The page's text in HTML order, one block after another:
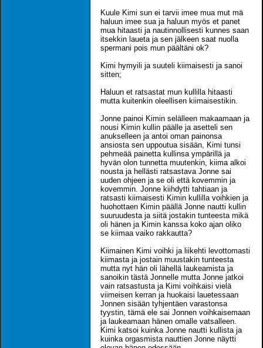
Kuule Kimi sun ei tarvii imee mua mut mä
haluun imee sua ja haluun myös et panet
mua hitaasti ja nautinnollisesti kunnes saan
itsekkin laueta ja sen jälkeen saat nuolla
spermani pois mun päältäni ok?
Kimi hymyili ja suuteli kiimaisesti ja sanoi
sitten;
Haluun et ratsastat mun kullilla hitaasti
mutta kuitenkin oleellisen kiimaisestikin.
Jonne painoi Kimin selälleen makaamaan ja
nousi Kimin kullin päälle ja asetteli sen
anukselleen ja antoi oman painonsa
ansiosta sen uppoutua sisään, Kimi tunsi
pehmeää painetta kullinsa ympärillä ja
hyvän olon tunnetta muutenkin, kiima alkoi
nousta ja hellästi ratsastava Jonne sai
uuden ohjeen ja se oli että kovemmin ja
kovemmin. Jonne kiihdytti tahtiaan ja
ratsasti kiimaisesti Kimin kullilla voihkien ja
huohottaen Kimin päällä Jonne nautti kullin
suuruudesta ja siitä jostakin tunteesta mikä
oli hänen ja Kimin kanssa koko ajan oliko
se kiimaa vaiko rakkautta?
Kiimainen Kimi voihki ja liikehti levottomasti
kiimasta ja jostain muustakin tunteesta
mutta nyt hän oli lähellä laukeamista ja
sanoikin tästä Jonnelle mutta Jonne jatkoi
vain ratsastusta ja Kimi voihkaisi vielä
viimeisen kerran ja huokaisi lauetessaan
Jonnen sisään tyhjentäen varastonsa
tyystin, tämä ele sai Jonnen voihkaisemaan
ja laukeamaan hänen omalle vatsalleen.
Kimi katsoi kuinka Jonne nautti kullista ja
kuinka orgasmista nauttien Jonne näytti